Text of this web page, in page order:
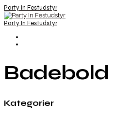
Party In Festudstyr
Party In Festudstyr
Badebold
Kategorier